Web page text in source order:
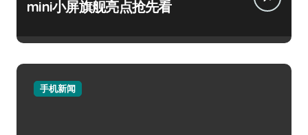
mini小屏旗舰亮点抢先看
手机新闻